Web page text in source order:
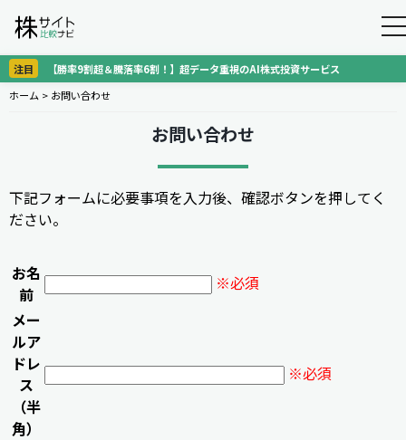
注目
【勝率9割超＆騰落率6割！】超データ重視のAI株式投資サービス
ホーム > お問い合わせ
お問い合わせ
下記フォームに必要事項を入力後、確認ボタンを押してく
ださい。
お名
前
※必須
メー
ルア
ドレ
ス
（半
角）
※必須